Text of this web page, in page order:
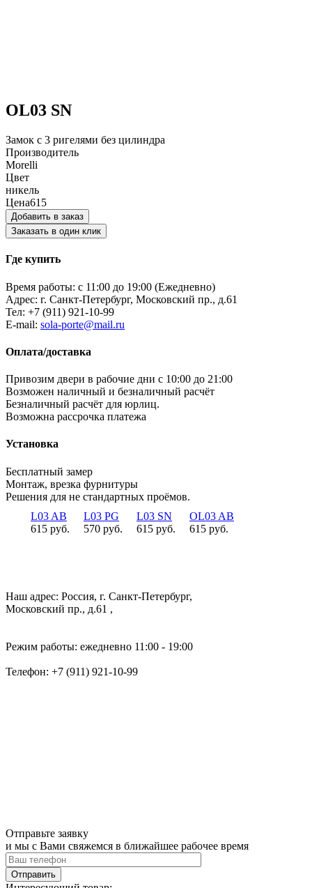
OL03 SN
Замок с 3 ригелями без цилиндра
Производитель
Morelli
Цвет
никель
Цена615
Добавить в заказ
Заказать в один клик
Где купить
Время работы: с 11:00 до 19:00 (Ежедневно)
Адрес: г. Санкт-Петербург, Московский пр., д.61
Тел: +7 (911) 921-10-99
E-mail: sola-porte@mail.ru
Оплата/доставка
Привозим двери в рабочие дни с 10:00 до 21:00
Возможен наличный и безналичный расчёт
Безналичный расчёт для юрлиц.
Возможна рассрочка платежа
Установка
Бесплатный замер
Монтаж, врезка фурнитуры
Решения для не стандартных проёмов.
L03 AB
615 руб.
L03 PG
570 руб.
L03 SN
615 руб.
OL03 AB
615 руб.
Наш адрес: Россия, г. Санкт-Петербург,
Московский пр., д.61 ,
Режим работы: ежедневно 11:00 - 19:00
Телефон: +7 (911) 921-10-99
Отправьте заявку
и мы с Вами свяжемся в ближайшее рабочее время